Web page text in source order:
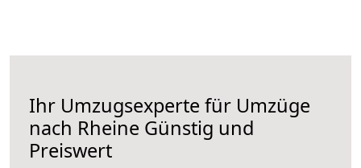
Ihr Umzugsexperte für Umzüge
nach Rheine Günstig und
Preiswert